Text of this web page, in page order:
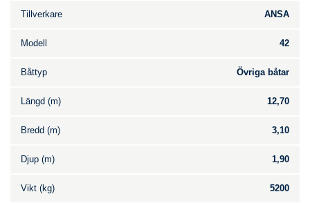
Tillverkare ANSA
Modell 42
Båttyp Övriga båtar
Längd (m) 12,70
Bredd (m) 3,10
Djup (m) 1,90
Vikt (kg) 5200